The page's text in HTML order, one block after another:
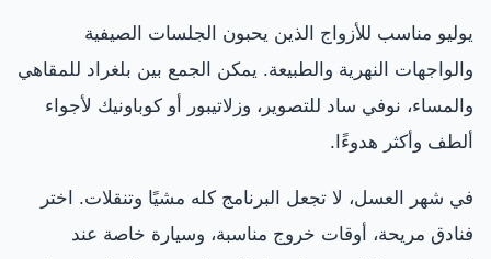
يوليو مناسب للأزواج الذين يحبون الجلسات الصيفية
والواجهات النهرية والطبيعة. يمكن الجمع بين بلغراد للمقاهي
والمساء، نوفي ساد للتصوير، وزلاتيبور أو كوباونيك لأجواء
ألطف وأكثر هدوءًا.
في شهر العسل، لا تجعل البرنامج كله مشيًا وتنقلات. اختر
فنادق مريحة، أوقات خروج مناسبة، وسيارة خاصة عند